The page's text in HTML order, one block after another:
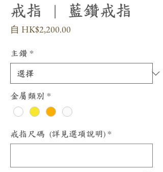
戒指 | 藍鑽戒指
自 HK$2,200.00促
格
主鑽 *
金屬類別 *
戒指尺碼 (詳見選項說明) *